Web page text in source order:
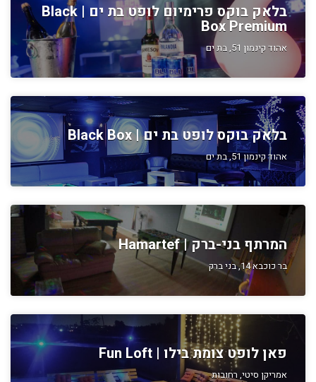
בלאק בוקס פרימיום לופט בת ים | Black
Box Premium
אהוד קינמון 51, בת ים
בלאק בוקס לופט בת ים | Black Box
אהוד קינמון 51, בת ים
המרתף בני-ברק | Hamartef
בר כוכבא 14, בני ברק
פאן לופט צומת בילו | Fun Loft
אמריקן סיטי, רחובות